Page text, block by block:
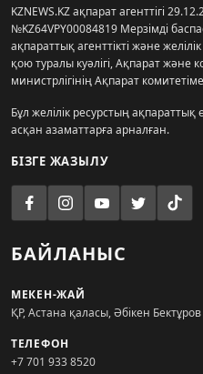
KZNEWS.KZ ақпарат агенттігі
№KZ64VPY00084819 Мерзімді
ақпараттық агенттікті және
қою туралы куәлігі, Ақпарат және
министрлігінің Ақпарат
Бұл желілік ресурстың ақпараттық
асқан азаматтарға арналған.
БІЗГЕ ЖАЗЫЛУ
БАЙЛАНЫС
МЕКЕН-ЖАЙ
ҚР, Астана қаласы, Әбікен
ТЕЛЕФОН
+7 701 933 8520